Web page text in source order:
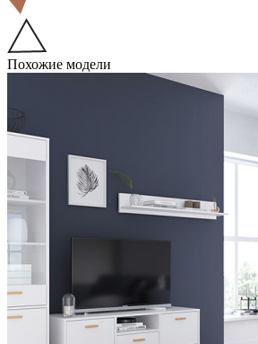
Похожие модели